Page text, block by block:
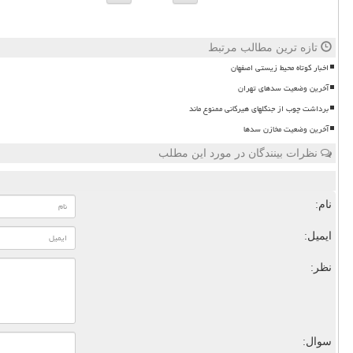
تازه ترین مطالب مرتبط
اخبار کوتاه محیط زیستی اصفهان
آخرین وضعیت سدهای تهران
برداشت چوب از جنگلهای هیرکانی ممنوع ماند
آخرین وضعیت مخازن سدها
نظرات بینندگان در مورد این مطلب
نام:
ایمیل:
نظر:
سوال: